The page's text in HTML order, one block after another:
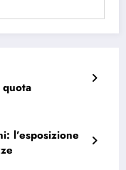
l’esposizione